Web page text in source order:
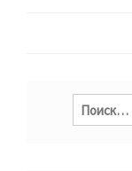
Найти: